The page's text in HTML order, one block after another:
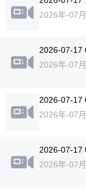
2026年-07
2026-07-17
2026年-07
2026-07-17
2026年-07
2026-07-17
2026年-07